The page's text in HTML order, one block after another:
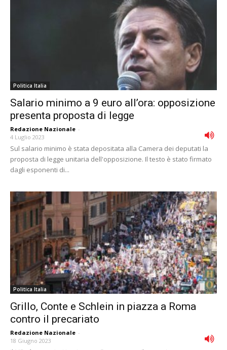
Politica Italia
Salario minimo a 9 euro all’ora: opposizione
presenta proposta di legge
Redazione Nazionale -
4 Luglio 2023
Sul salario minimo è stata depositata alla Camera dei deputati la
proposta di legge unitaria dell'opposizione. Il testo è stato firmato
dagli esponenti di...
Politica Italia
Grillo, Conte e Schlein in piazza a Roma
contro il precariato
Redazione Nazionale -
18 Giugno 2023